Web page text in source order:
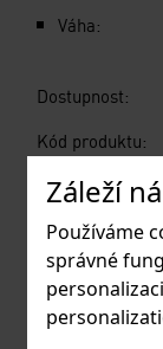
Záleží
Používáme
správné
Váha:
Dostupnost:
Kód produktu:
567 Kč
bez DPH
Omlouváme